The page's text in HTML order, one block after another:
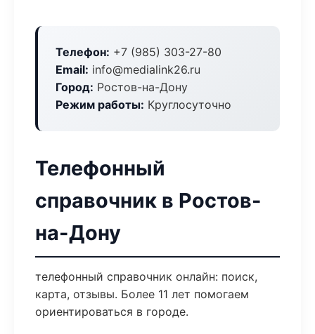
Телефон: +7 (985) 303-27-80
Email: info@medialink26.ru
Город: Ростов-на-Дону
Режим работы: Круглосуточно
Телефонный
справочник в Ростов-
на-Дону
телефонный справочник онлайн: поиск,
карта, отзывы. Более 11 лет помогаем
ориентироваться в городе.